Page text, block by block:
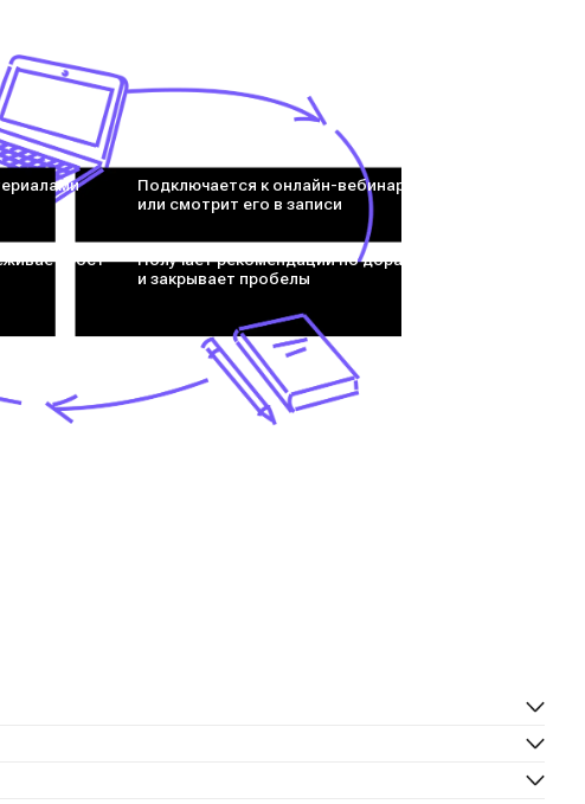
Подключается к онлайн-вебинару
или смотрит его в записи
рост
Получает рекомендации по доработке
и закрывает пробелы